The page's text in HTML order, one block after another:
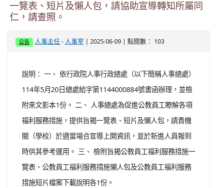
一覽表、短片及懶人包，請協助宣導轉知所屬同
仁，請查照。
公告 人事主任 - 人事室 | 2025-06-09 | 點閱數： 103
說明： 一、 依行政院人事行政總處（以下簡稱人事總處）
114年5月20日總處給字第1144000884號書函辦理，並檢
附來文影本1份。 二、 人事總處為促進公教員工瞭解各項
福利服務措施，提供旨揭一覽表、短片及懶人包，請貴機
關（學校）於適當場合宣導上開資訊，並於新進人員報到
時供其參考運用。 三、 檢附旨揭公教員工福利服務措施一
覽表、公教員工福利服務措施懶人包及公教員工福利服務
措施短片檔案下載說明各1份。